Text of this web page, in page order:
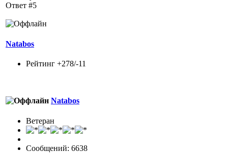
Ответ #5
Natabos
Рейтинг +278/-11
Natabos
Ветеран
Сообщений: 6638